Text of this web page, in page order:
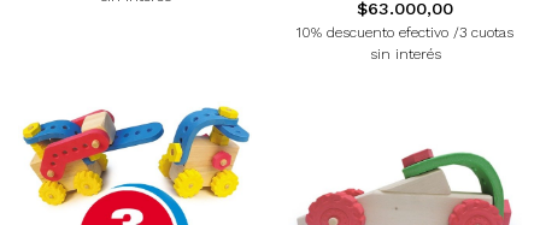
$63.000,00
10% descuento efectivo /3 cuotas
sin interés